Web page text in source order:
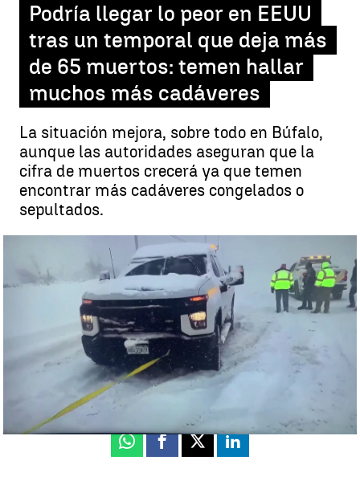
Podría llegar lo peor en EEUU
tras un temporal que deja más
de 65 muertos: temen hallar
muchos más cadáveres
La situación mejora, sobre todo en Búfalo,
aunque las autoridades aseguran que la
cifra de muertos crecerá ya que temen
encontrar más cadáveres congelados o
sepultados.
Podría llegar lo peor en EEUU tras un temporal que deja más de 65
muertos: temen hallar muchos más cadáveres |Antena 3
Luis Alcantud
Publicado:28 de diciembre de 2022, 08:44
Whatsapp
Facebook
X Linkedin